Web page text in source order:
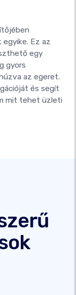
Ez az
egy
gyors
az egeret.
és segít
mit tehet üzleti